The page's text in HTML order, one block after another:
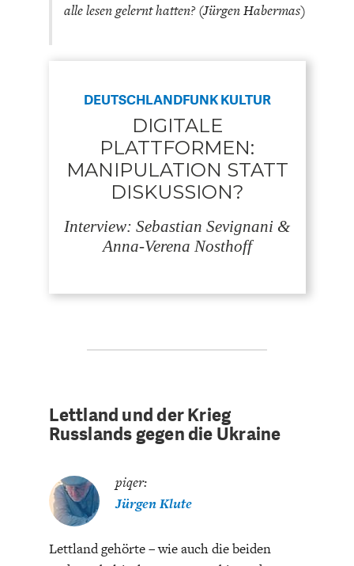
DEUTSCHLAND UND DIE
DIGITALISIERUNG
ZEITALTER
MAKROTHEK
alle lesen gelernt hatten? (Jürgen Habermas)
DEUTSCHLANDFUNK KULTUR
DIGITALE
PLATTFORMEN:
MANIPULATION STATT
DISKUSSION?
Interview: Sebastian Sevignani &
Anna-Verena Nosthoff
Lettland und der Krieg
Russlands gegen die Ukraine
piqer:
Jürgen Klute
Lettland gehörte – wie auch die beiden